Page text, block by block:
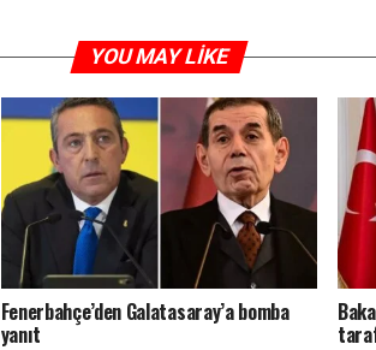
YOU MAY LIKE
Fenerbahçe’den Galatasaray’a bomba
yanıt